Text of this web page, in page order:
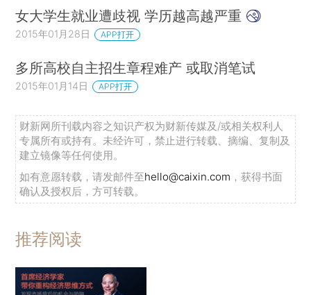
女大学生就业遭歧视 学历越高越严重
2015年01月28日 APP打开
多所高校自主招生章程难产 或取消笔试
2015年01月14日 APP打开
财新网所刊载内容之知识产权为财新传媒及/或相关权利人
专属所有或持有。未经许可，禁止进行转载、摘编、复制及
建立镜像等任何使用。
如有意愿转载，请发邮件至hello@caixin.com ，获得书面
确认及授权后，方可转载。
推荐阅读